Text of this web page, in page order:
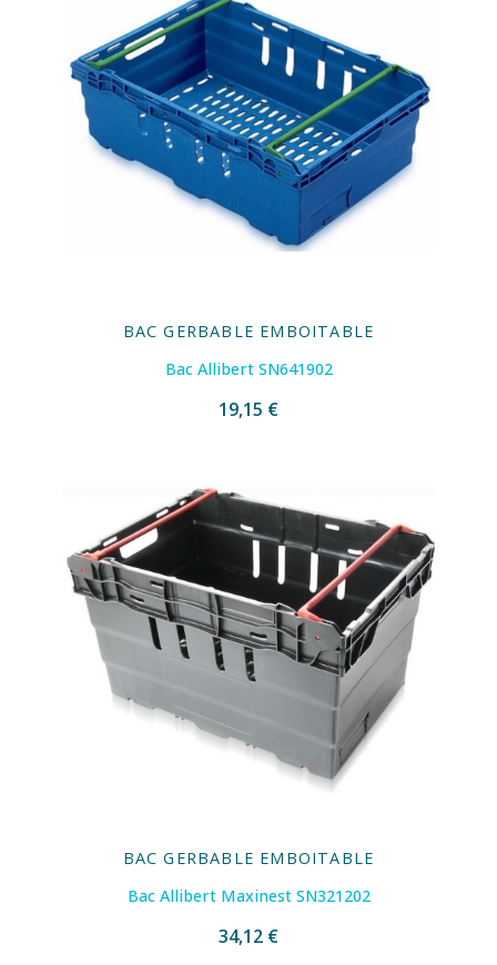
BAC GERBABLE EMBOITABLE
Bac Allibert SN641902
19,15 €
BAC GERBABLE EMBOITABLE
Bac Allibert Maxinest SN321202
34,12 €